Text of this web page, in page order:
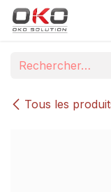
Se rendre au contenu
Tous les